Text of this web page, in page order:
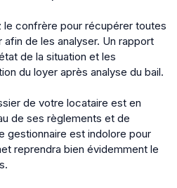
le confrère pour récupérer toutes
de les analyser. Un rapport
de la situation et les
du loyer après analyse du bail.
de votre locataire est en
de ses règlements et de
gestionnaire est indolore pour
reprendra bien évidemment le